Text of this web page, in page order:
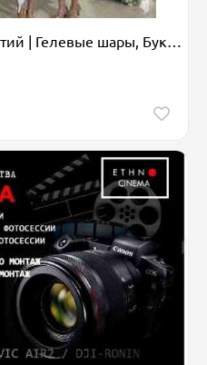
Организация мероприятий | Гелевые шары, Букеты, флористика, Ведущий, тамада